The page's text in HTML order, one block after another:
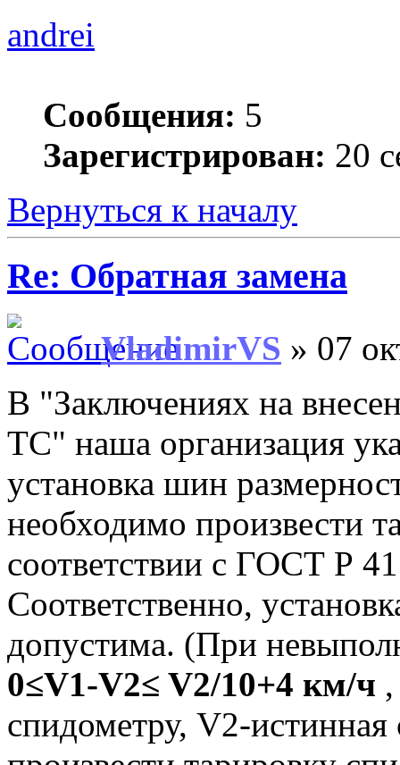
andrei
Сообщения: 5
Зарегистрирован: 20
Вернуться к началу
Re: Обратная замена
VladimirVS » 07
В "Заключениях на
ТС" наша организация
установка шин
необходимо произвести
соответствии с ГОСТ Р
Соответственно,
допустима. (При
0≤V1-V2≤ V2/10+4 км/ч
спидометру, V2-